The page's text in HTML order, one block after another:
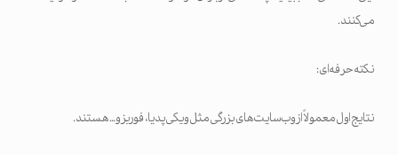
می‌کنند.
نکته حرفه‌ای:
نتایج اول معمولاً از وب‌سایت‌های بزرگی مثل ویکی‌پدیا، فوربز و… هستند.